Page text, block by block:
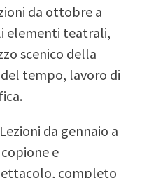
da ottobre a
elementi teatrali,
scenico della
tempo, lavoro di
da gennaio a
e
completo